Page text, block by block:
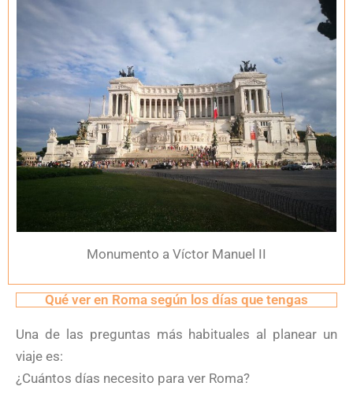
Monumento a Víctor Manuel II
Qué ver en Roma según los días que tengas
Una de las preguntas más habituales al planear un
viaje es:
¿Cuántos días necesito para ver Roma?